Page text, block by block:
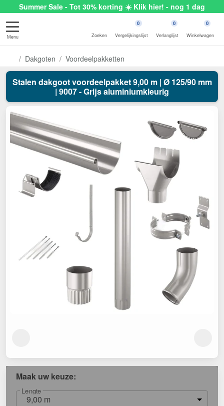
Summer Sale - Tot 30% korting ☀️ Klik hier! - nog 1 dag
Menu Zoeken
0
Vergelijkingslijst
0
Verlanglijst
0
Winkelwagen
Dakgoten Voordeelpakketten
Stalen dakgoot voordeelpakket 9,00 m | Ø 125/90 mm
| 9007 - Grijs aluminiumkleurig
Maak uw keuze:
Lengte
9,00 m